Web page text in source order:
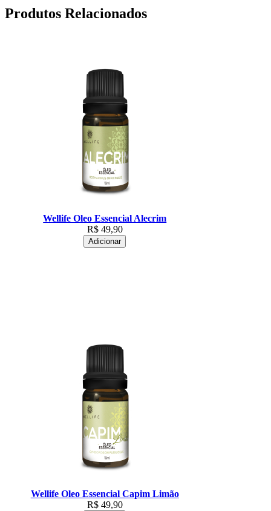
Produtos Relacionados
Wellife Oleo Essencial Alecrim
R$ 49,90
Adicionar
Wellife Oleo Essencial Capim Limão
R$ 49,90